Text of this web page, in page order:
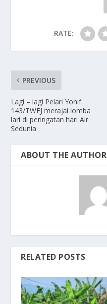
RATE:
PREVIOUS
Lagi – lagi Pelari Yonif
143/TWEJ merajai lomba
lari di peringatan hari Air
Sedunia
ABOUT THE AUTHOR
RELATED POSTS